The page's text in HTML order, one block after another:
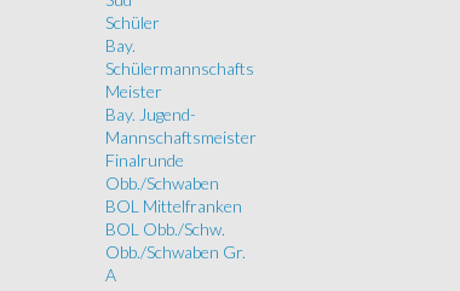
Schüler
Bay.
Schülermannschafts
Meister
Bay. Jugend-
Mannschaftsmeister
Finalrunde
Obb./Schwaben
BOL Mittelfranken
BOL Obb./Schw.
Obb./Schwaben Gr.
A